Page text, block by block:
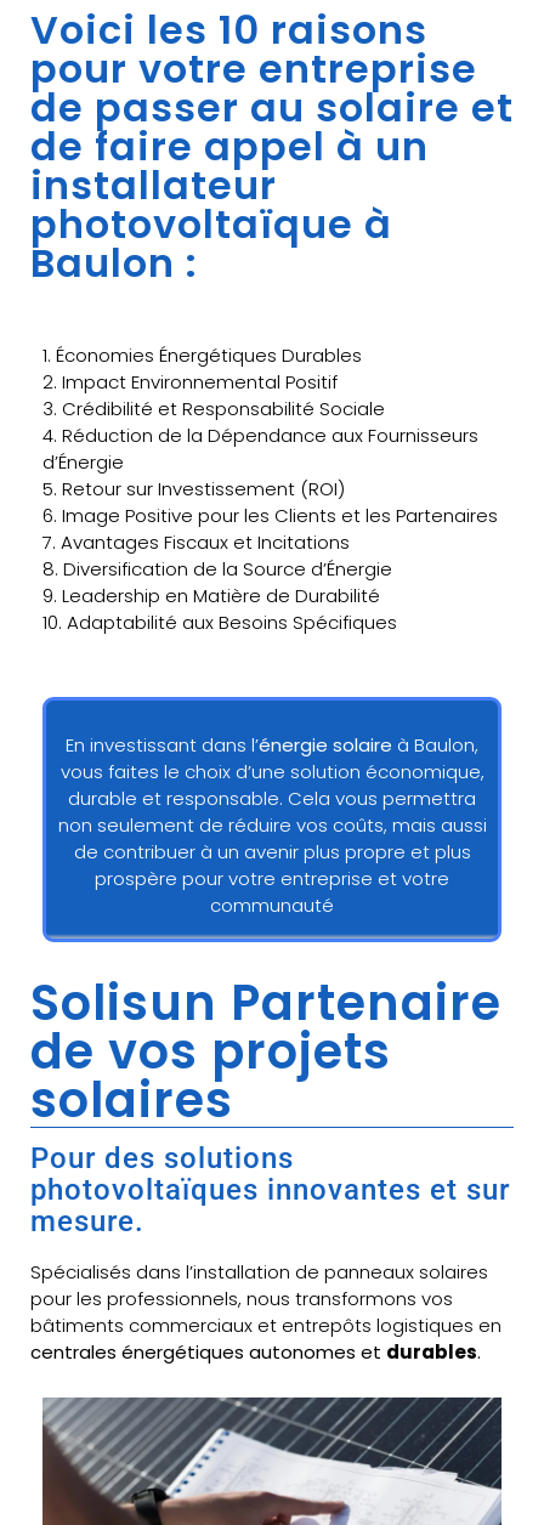
Voici les 10 raisons
pour votre entreprise
de passer au solaire et
de faire appel à un
installateur
photovoltaïque à
Baulon :
1. Économies Énergétiques Durables
2. Impact Environnemental Positif
3. Crédibilité et Responsabilité Sociale
4. Réduction de la Dépendance aux Fournisseurs
d’Énergie
5. Retour sur Investissement (ROI)
6. Image Positive pour les Clients et les Partenaires
7. Avantages Fiscaux et Incitations
8. Diversification de la Source d’Énergie
9. Leadership en Matière de Durabilité
10. Adaptabilité aux Besoins Spécifiques
En investissant dans l’énergie solaire à Baulon,
vous faites le choix d’une solution économique,
durable et responsable. Cela vous permettra
non seulement de réduire vos coûts, mais aussi
de contribuer à un avenir plus propre et plus
prospère pour votre entreprise et votre
communauté
Solisun Partenaire
de vos projets
solaires
Pour des solutions
photovoltaïques innovantes et sur
mesure.
Spécialisés dans l’installation de panneaux solaires
pour les professionnels, nous transformons vos
bâtiments commerciaux et entrepôts logistiques en
centrales énergétiques autonomes et durables.